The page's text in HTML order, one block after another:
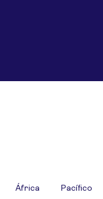
África Pacífico